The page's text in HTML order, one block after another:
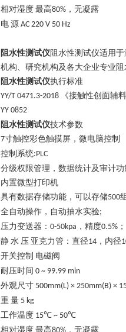
相对湿度 最高80% ，无凝露
电 源 AC 220 V 50 Hz
阻水性测试仪阻水性测试仪适用
机构、研究机构及各大企业专业阻
阻水性测试仪执行标准
YY/T 0471.3-2018
《接触性创面辅
YY 0852
阻水性测试仪技术参数
7寸触控彩色触摸屏，微电脑控制
控制系统:PLC
分级权限管理，数据统计及审计
内置微型打印机
具有数据存储功能，可以存储500
全自动操作，自动抽水实验;
压力变送器 ： 0-50kpa ，精度0.5% ；
静 水 压 亚克力管：直径14 ，内径
开关控制 电磁阀
耐压时间 0 ~ 99.99 min
外观尺寸 500mm(L) × 250mm(B) × 1
重 量 5 kg
工作温度 15℃ ~ 50℃
相对湿度 最高
，无凝露